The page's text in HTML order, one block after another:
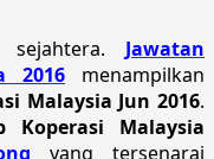
sejahtera. Jawatan
2016 menampilkan
Malaysia Jun 2016.
Koperasi Malaysia
yang tersenarai